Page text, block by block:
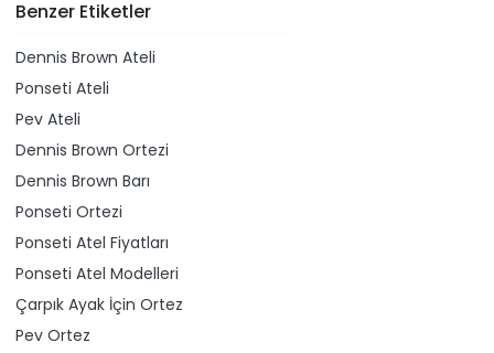
Benzer Etiketler
Dennis Brown Ateli
Ponseti Ateli
Pev Ateli
Dennis Brown Ortezi
Dennis Brown Barı
Ponseti Ortezi
Ponseti Atel Fiyatları
Ponseti Atel Modelleri
Çarpık Ayak İçin Ortez
Pev Ortez